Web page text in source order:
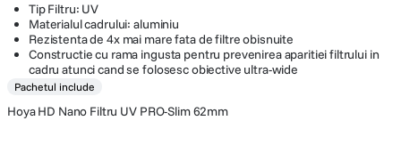
Tip Filtru: UV
Materialul cadrului: aluminiu
Rezistenta de 4x mai mare fata de filtre obisnuite
Constructie cu rama ingusta pentru prevenirea aparitiei filtrului in
cadru atunci cand se folosesc obiective ultra-wide
Pachetul include
Hoya HD Nano Filtru UV PRO-Slim 62mm